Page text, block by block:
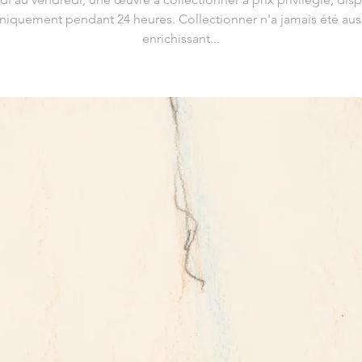
pendant 24 heures. Collectionner n'a jamais été
enrichissant...